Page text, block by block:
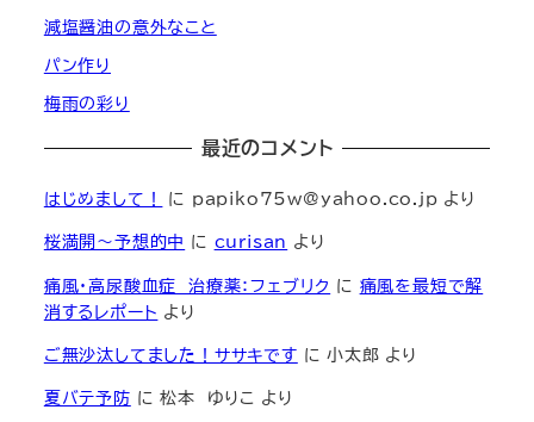
減塩醤油の意外なこと
パン作り
梅雨の彩り
最近のコメント
はじめまして！ に papiko75w@yahoo.co.jp より
桜満開～予想的中 に curisan より
痛風・高尿酸血症 治療薬：フェブリク に 痛風を最短で解
消するレポート より
ご無沙汰してました！ササキです に小太郎 より
夏バテ予防 に松本 ゆりこ より